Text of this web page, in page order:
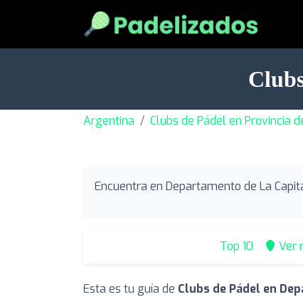
Argentina Clubs de Pádel en Provincia
Encuentra en Departamento de La
Top 10 Ver
Esta es tu guía de Clubs de Pádel en